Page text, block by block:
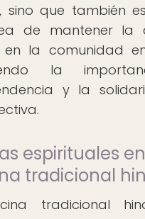
sino que también
de mantener la
en la comunidad
la
y la
espirituales
tradicional
tradicional